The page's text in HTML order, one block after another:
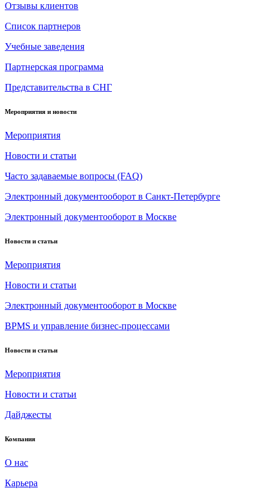
Отзывы клиентов
Список партнеров
Учебные заведения
Партнерская программа
Представительства в СНГ
Мероприятия и новости
Мероприятия
Новости и статьи
Часто задаваемые вопросы (FAQ)
Электронный документооборот в Санкт-Петербурге
Электронный документооборот в Москве
Новости и статьи
Мероприятия
Новости и статьи
Электронный документооборот в Москве
BPMS и управление бизнес-процессами
Новости и статьи
Мероприятия
Новости и статьи
Дайджесты
Компания
О нас
Карьера